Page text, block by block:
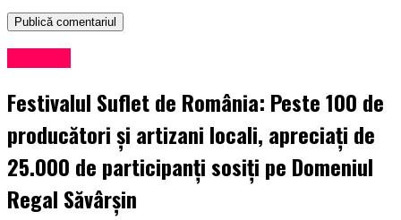
Festivalul Suflet de România: Peste 100 de
producători și artizani locali, apreciați de
25.000 de participanți sosiți pe Domeniul
Regal Săvârșin